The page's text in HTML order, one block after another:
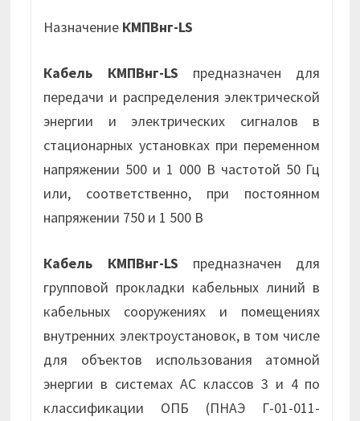
Назначение КМПВнг-LS
Кабель КМПВнг-LS предназначен для
передачи и распределения электрической
энергии и электрических сигналов в
стационарных установках при переменном
напряжении 500 и 1 000 В частотой 50 Гц
или, соответственно, при постоянном
напряжении 750 и 1 500 В
Кабель КМПВнг-LS предназначен для
групповой прокладки кабельных линий в
кабельных сооружениях и помещениях
внутренних электроустановок, в том числе
для объектов использования атомной
энергии в системах АС классов 3 и 4 по
классификации ОПБ (ПНАЭ Г-01-011-